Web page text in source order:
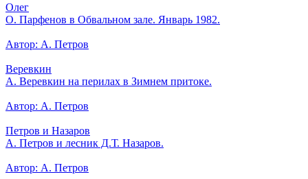
Олег
О. Парфенов в Обвальном зале. Январь 1982.
Автор: А. Петров
Веревкин
А. Веревкин на перилах в Зимнем притоке.
Автор: А. Петров
Петров и Назаров
А. Петров и лесник Д.Т. Назаров.
Автор: А. Петров